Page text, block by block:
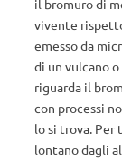
il bromuro di
vivente
emesso da
di un vulcano
riguarda il
con processi
lo si trova. Per
lontano dagli